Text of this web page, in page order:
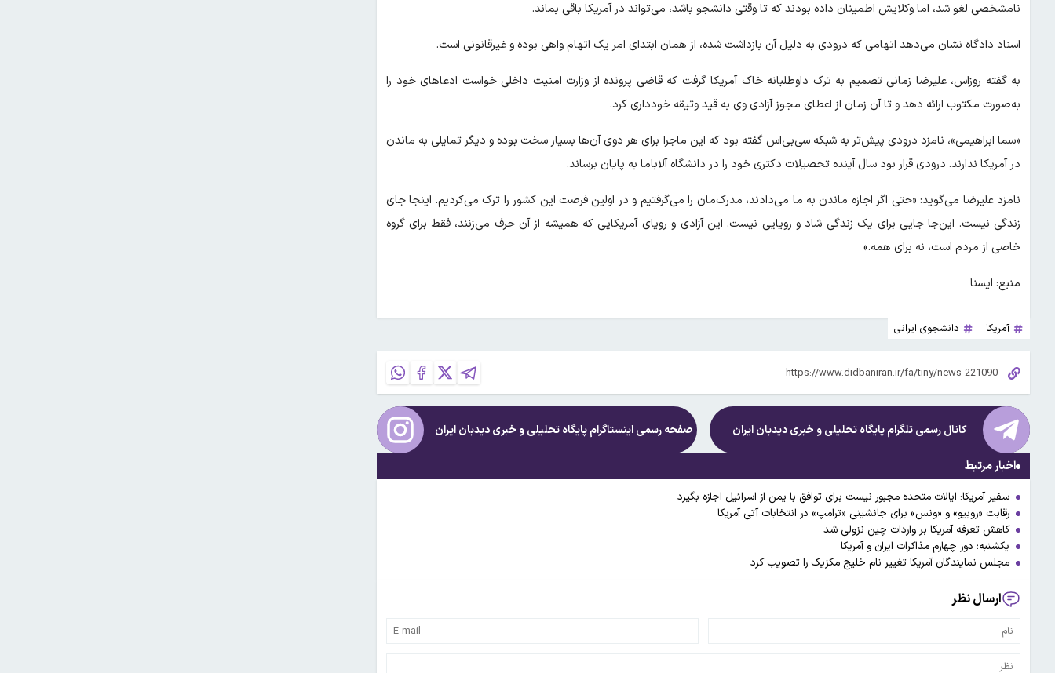
نامشخصی لغو شد، اما وکلایش اطمینان داده بودند که تا وقتی دانشجو باشد، می‌تواند در آمریکا باقی بماند.
اسناد دادگاه نشان می‌دهد اتهامی که درودی به دلیل آن بازداشت شده، از همان ابتدای امر یک اتهام واهی بوده و غیرقانونی است.
به گفته روزاس، علیرضا زمانی تصمیم به ترک داوطلبانه خاک آمریکا گرفت که قاضی پرونده از وزارت امنیت داخلی خواست ادعاهای خود را
به‌صورت مکتوب ارائه دهد و تا آن زمان از اعطای مجوز آزادی وی به قید وثیقه خودداری کرد.
«سما ابراهیمی»، نامزد درودی پیش‌تر به شبکه سی‌بی‌اس گفته بود که این ماجرا برای هر دوی آن‌ها بسیار سخت بوده و دیگر تمایلی به ماندن
در آمریکا ندارند. درودی قرار بود سال آینده تحصیلات دکتری خود را در دانشگاه آلاباما به پایان برساند.
نامزد علیرضا می‌گوید: «حتی اگر اجازه ماندن به ما می‌دادند، مدرک‌مان را می‌گرفتیم و در اولین فرصت این کشور را ترک می‌کردیم. اینجا جای
زندگی نیست. این‌جا جایی برای یک زندگی شاد و رویایی نیست. این آزادی و رویای آمریکایی که همیشه از آن حرف می‌زنند، فقط برای گروه
خاصی از مردم است، نه برای همه.»
منبع: ایسنا
آمریکا دانشجوی ایرانی
کانال رسمی تلگرام پایگاه تحلیلی و خبریدیدبان ایران صفحه رسمی اینستاگرام پایگاه تحلیلی و خبریدیدبان ایران
اخبار مرتبط
سفیر آمریکا: ایالات متحده مجبور نیست برای توافق با یمن از اسرائیل اجازه بگیرد
رقابت «روبیو» و «ونس» برای جانشینی «ترامپ» در انتخابات آتی آمریکا
کاهش تعرفه آمریکا بر واردات چین نزولی شد
یکشنبه؛ دور چهارم مذاکرات ایران و آمریکا
مجلس نمایندگان آمریکا تغییر نام خلیج مکزیک را تصویب کرد
ارسال نظر